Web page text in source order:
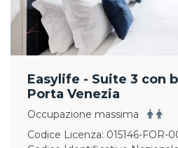
Easylife - Suite 3 con
Porta Venezia
Occupazione massima
Codice Licenza: 015146-FOR-